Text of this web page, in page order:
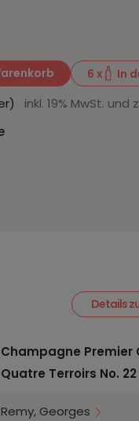
6 x In
inkl. 19% MwSt. und
Details
Champagne Premier
Quatre Terroirs No. 22
Remy, Georges